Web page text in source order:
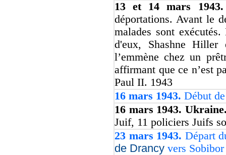
13 et 14 mars
déportations. Avant le
malades sont
d'eux, Shashne
l’emmène chez un
affirmant que ce n’est
Paul II. 1943
16 mars 1943. Début
16 mars 1943.
Juif, 11 policiers Juifs
23 mars 1943. Départ
de Drancy vers